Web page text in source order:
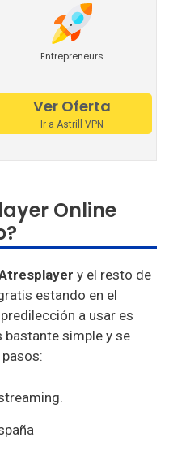
Entrepreneurs
Ver Oferta
Ir a Astrill VPN
Online
y el resto de
estando en el
a usar es
bastante simple y se